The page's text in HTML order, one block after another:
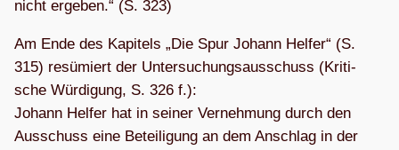
nicht erge­ben.“ (S. 323)
Am Ende des Kapi­tels „Die Spur Johann Hel­fer“ (S.
315) resü­miert der Unter­su­chungs­aus­schuss (Kri­ti­
sche Wür­di­gung, S. 326 f.):
Johann Hel­fer hat in sei­ner Ver­neh­mung durch den
Aus­schuss eine Betei­li­gung an dem Anschlag in der